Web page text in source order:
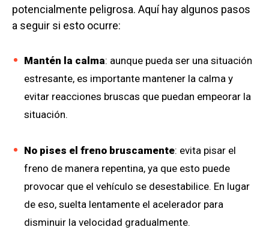
potencialmente peligrosa. Aquí hay algunos pasos
a seguir si esto ocurre:
Mantén la calma: aunque pueda ser una situación
estresante, es importante mantener la calma y
evitar reacciones bruscas que puedan empeorar la
situación.
No pises el freno bruscamente: evita pisar el
freno de manera repentina, ya que esto puede
provocar que el vehículo se desestabilice. En lugar
de eso, suelta lentamente el acelerador para
disminuir la velocidad gradualmente.